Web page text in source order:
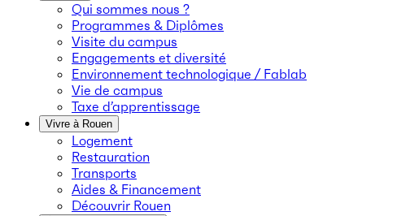
Qui sommes nous ?
Programmes & Diplômes
Visite du campus
Engagements et diversité
Environnement technologique / Fablab
Vie de campus
Taxe d’apprentissage
Vivre à Rouen
Logement
Restauration
Transports
Aides & Financement
Découvrir Rouen